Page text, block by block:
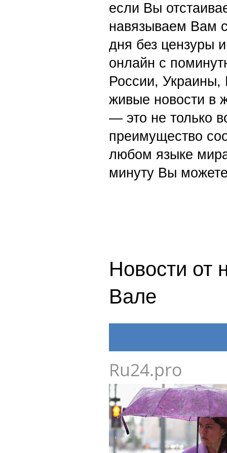
если Вы
навязываем Вам
дня без цензуры
онлайн с
России,
живые новости в
— это не только
преимущество
любом языке
минуту Вы
Новости от
Вале
Ru24.pro